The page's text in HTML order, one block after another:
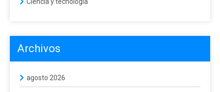
Archivos
agosto 2026